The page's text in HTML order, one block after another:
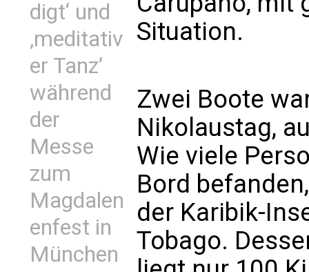
digt‘ und
‚meditativ
er Tanz’
während
der
Messe
zum
Magdalen
enfest in
München
Situation.
Zwei Boote
Nikolaustag,
Wie viele
Bord
der Karibik-
Tobago.